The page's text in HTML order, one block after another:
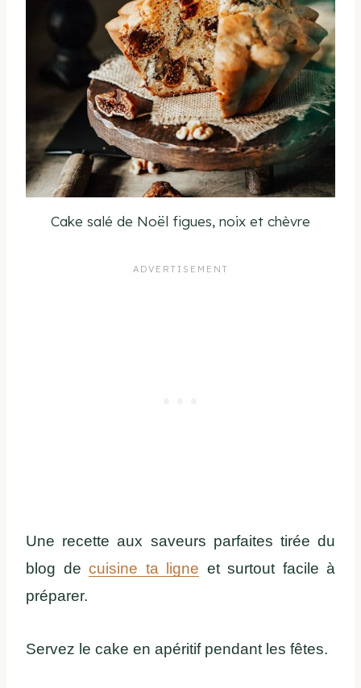
Cake salé de Noël figues, noix et chèvre
Une recette aux saveurs parfaites tirée du
blog de cuisine ta ligne et surtout facile à
préparer.
Servez le cake en apéritif pendant les fêtes.